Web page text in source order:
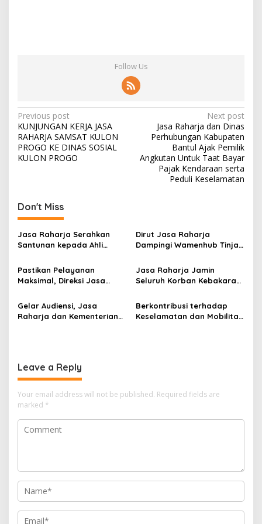
Follow Us
Post
navigation
Previous post
KUNJUNGAN KERJA JASA
RAHARJA SAMSAT KULON
PROGO KE DINAS SOSIAL
KULON PROGO
Next post
Jasa Raharja dan Dinas
Perhubungan Kabupaten
Bantul Ajak Pemilik
Angkutan Untuk Taat Bayar
Pajak Kendaraan serta
Peduli Keselamatan
Don't Miss
Jasa Raharja Serahkan
Santunan kepada Ahli
KM Mutiara Sentosa II
Dirut Jasa Raharja
Dampingi Wamenhub Tinjau
Mutiara Sentosa II di RS
PHC Surabaya
Pastikan Pelayanan
Maksimal, Direksi Jasa
Kebakaran KM Mutiara
Sentosa II
Jasa Raharja Jamin
Seluruh Korban Kebakaran
Perairan Sumenep
Gelar Audiensi, Jasa
Raharja dan Kementerian
Berkontribusi terhadap
Keselamatan dan Mobilitas
Leave a Reply
Your email address will not be published. Required fields are
marked *